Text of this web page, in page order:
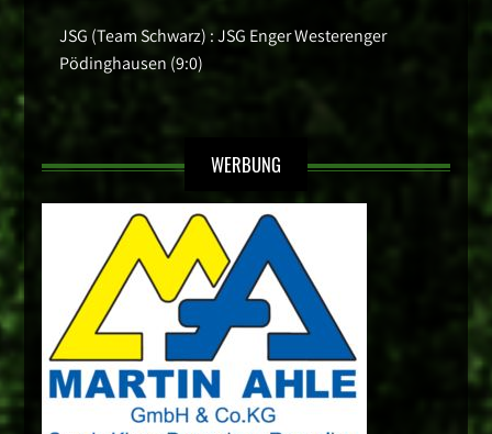
JSG (Team Schwarz) : JSG Enger Westerenger
Pödinghausen (9:0)
WERBUNG